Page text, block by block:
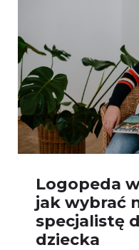
Logopeda
jak wybrać
specjalistę
dziecka